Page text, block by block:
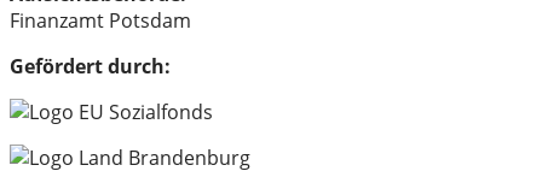
Finanzamt Potsdam
Gefördert durch: